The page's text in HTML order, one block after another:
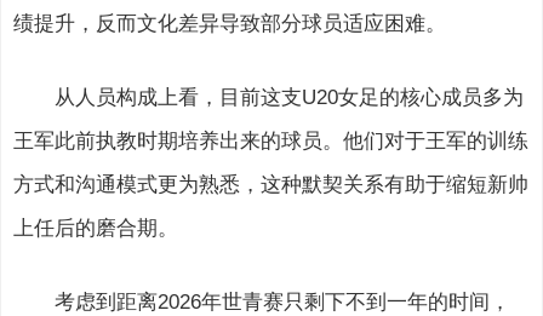
绩提升，反而文化差异导致部分球员适应困难。
从人员构成上看，目前这支U20女足的核心成员多为
王军此前执教时期培养出来的球员。他们对于王军的训练
方式和沟通模式更为熟悉，这种默契关系有助于缩短新帅
上任后的磨合期。
考虑到距离2026年世青赛只剩下不到一年的时间，